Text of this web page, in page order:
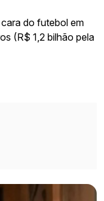
do futebol em
(R$ 1,2 bilhão pela